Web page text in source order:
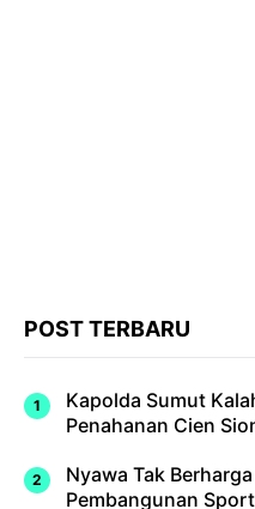
POST TERBARU
Kapolda Sumut
Penahanan Cien
Nyawa Tak
Pembangunan